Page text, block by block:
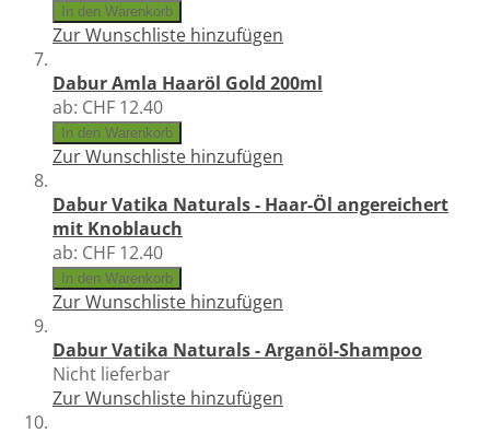
In den Warenkorb
Zur Wunschliste hinzufügen
Dabur Amla Haaröl Gold 200ml
ab: CHF 12.40
In den Warenkorb
Zur Wunschliste hinzufügen
Dabur Vatika Naturals - Haar-Öl angereichert
mit Knoblauch
ab: CHF 12.40
In den Warenkorb
Zur Wunschliste hinzufügen
Dabur Vatika Naturals - Arganöl-Shampoo
Nicht lieferbar
Zur Wunschliste hinzufügen